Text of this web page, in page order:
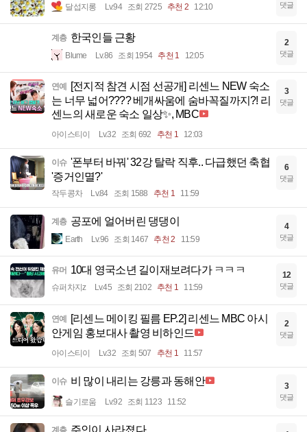
달섭지롱 Lv.94 조회 2725 추천 2 12:10 댓글
계층 한국인들 근황
Blume Lv.86 조회 1954 추천 1 12:05
2
댓글
연예
[전지적 참견 시점 선공개] 리센느 NEW 숙소
는 너무 넓어???? 베개싸움에 숨바꼭질까지?! 리
센느의 새로운 숙소 일상✨, MBC
아이스티이 Lv.32 조회 692 추천 1 12:03
3
댓글
이슈 '폰부터 바꿔' 32강 탈락 직후.. 다급했던 축협
'증거인멸?'
작두콩차 Lv.84 조회 1588 추천 1 11:59
6
댓글
계층 공포에 얼어버린 댕댕이
Earth Lv.96 조회 1467 추천 2 11:59
4
댓글
유머 10대 영국소년 길이재보려다가 ㅋㅋㅋ
슈퍼차지z Lv.45 조회 2102 추천 1 11:59
12
댓글
연예
[리센느 메이킹 필름 EP.2] 리센느 MBC 아시
안게임 홍보대사 촬영 비하인드
아이스티이 Lv.32 조회 507 추천 1 11:57
2
댓글
이슈 비 많이 내리는 강릉과 동해안
슬기로움 Lv.92 조회 1123 11:52
3
댓글
계층 주인이 사라졌다